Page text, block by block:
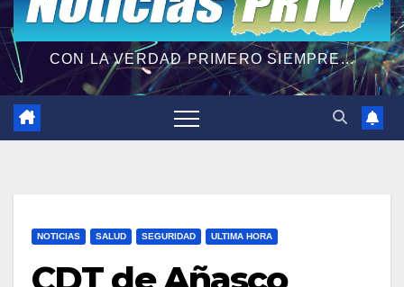
CON LA VERDAD PRIMERO SIEMPRE...
NOTICIAS SALUD SEGURIDAD ULTIMA HORA